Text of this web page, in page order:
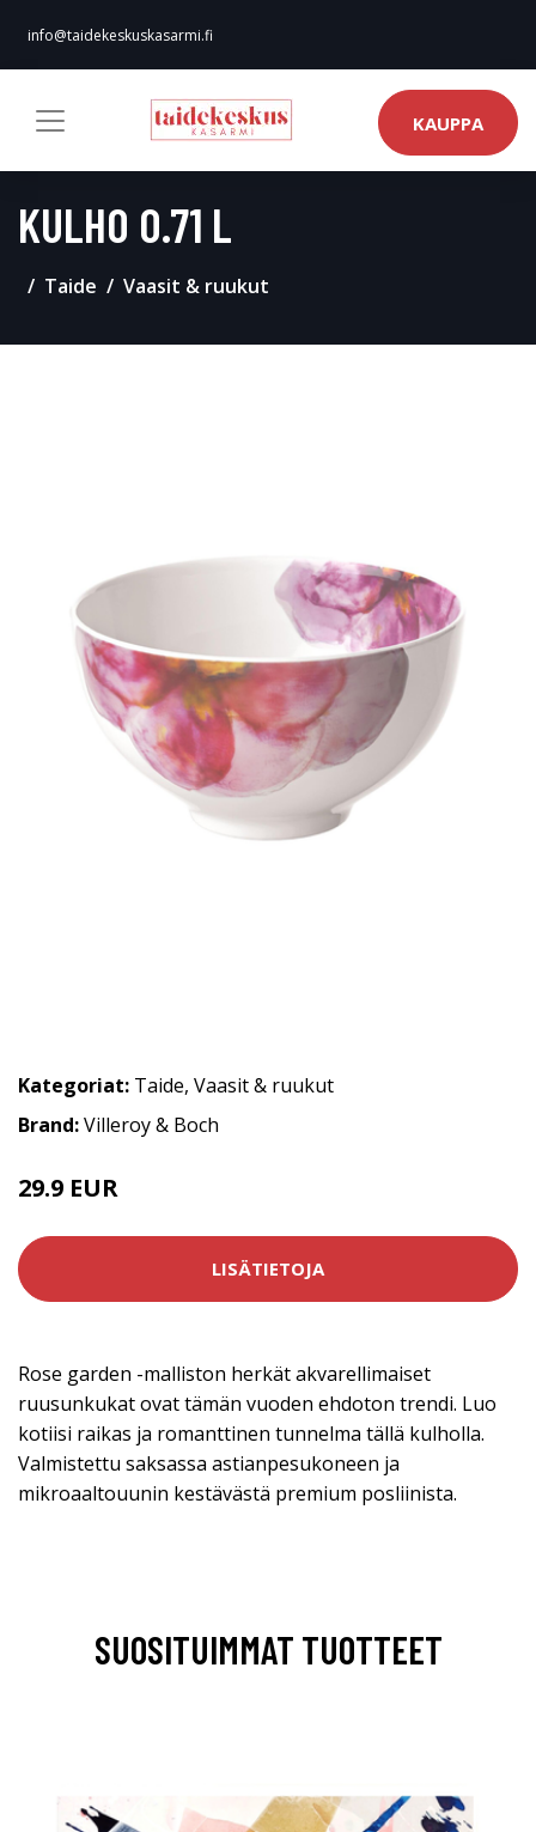
info@taidekeskuskasarmi.fi
KAUPPA
KULHO 0.71 L
Taide Vaasit & ruukut
Kategoriat: Taide, Vaasit & ruukut
Brand:Villeroy & Boch
29.9 EUR
LISÄTIETOJA
Rose garden -malliston herkät akvarellimaiset
ruusunkukat ovat tämän vuoden ehdoton trendi. Luo
kotiisi raikas ja romanttinen tunnelma tällä kulholla.
Valmistettu saksassa astianpesukoneen ja
mikroaaltouunin kestävästä premium posliinista.
SUOSITUIMMAT TUOTTEET